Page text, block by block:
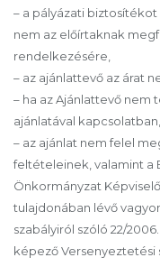
– a pályázati
nem az előírtaknak
rendelkezésére,
– az ajánlattevő az árat
– ha az Ajánlattevő
ajánlatával
– az ajánlat nem felel
feltételeinek, valamint a
Önkormányzat
tulajdonában lévő
szabályiról szóló 22/
képező Versenyeztetési